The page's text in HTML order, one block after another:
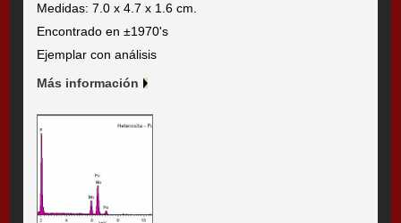
Medidas: 7.0 x 4.7 x 1.6 cm.
Encontrado en ±1970's
Ejemplar con análisis
Más información